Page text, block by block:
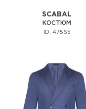
SCABAL
КОСТЮМ
ID: 47565